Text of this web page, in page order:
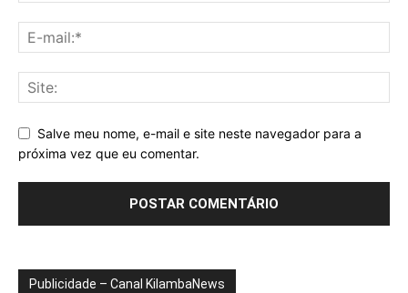
Salve meu nome, e-mail e site neste navegador para a
próxima vez que eu comentar.
Publicidade – Canal KilambaNews